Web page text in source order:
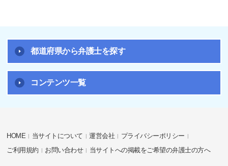
都道府県から弁護士を探す
コンテンツ一覧
HOME 当サイトについて 運営会社
プライバシーポリシー
ご利用規約
お問い合わせ 当サイトへの掲載をご希望の弁護士の方へ